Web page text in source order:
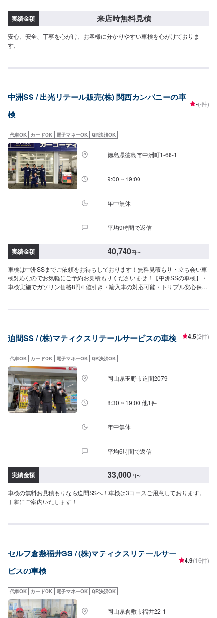
ー・エコカーは重量税が減税の場合がございます。＜その他留意点＞⚫︎3ナン
バーの印紙・証紙代は2,300円⚫︎並行輸入社・一部外車・違法改造社は受付て
（免責補償加入済）を準備
実績金額 来店時無料見積
安心、安全、丁寧を心がけ、お客様に分かりやすい車検を心がけておりま
す。
中洲SS / 出光リテール販売(株) 関西カンパニーの車
検
-(-件)
代車OK カードOK 電子マネーOK QR決済OK
徳島県徳島市中洲町1-66-1
9:00 ~ 19:00
年中無休
平均9時間で返信
実績金額 40,740円〜
車検は中洲SSまでご依頼をお待ちしております！無料見積もり・立ち会い車
検対応なのでお気軽にご予約お見積もりくださいませ！【中洲SSの車検】・
車検実施でガソリン価格8円/L値引き・輸入車の対応可能・トリプル安心保証
円↓各種法定料金合計25,940円（合計）40,740円最大割引適用で▶︎合計
（ヤリスクロス・キューブなど）｜車検基本料14,800円↓各種法定料金合計
など）｜車検基本料14,800円↓各種法定料金合計52,250円（合計）67,050円
最大割引適用で▶︎合計62,050円※注意事項※・追加交換等必要な場合は、別途
お見積もりご請求させていただきます。
迫間SS / (株)マティクスリテールサービスの車検 4.5(2件)
代車OK カードOK 電子マネーOK QR決済OK
岡山県玉野市迫間2079
8:30 ~ 19:00 他1件
年中無休
平均6時間で返信
実績金額 33,000円〜
車検の無料お見積もりなら迫間SSへ！車検は3コースご用意しております。
丁寧にご案内いたします！
セルフ倉敷福井SS / (株)マティクスリテールサー
ビスの車検
4.9(16件)
代車OK カードOK 電子マネーOK QR決済OK
岡山県倉敷市福井22-1